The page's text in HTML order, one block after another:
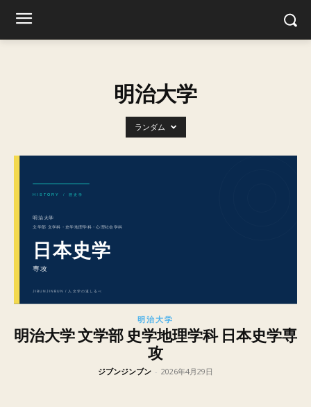
明治大学
ランダム
明治大学
明治大学 文学部 史学地理学科 日本史学専
攻
ジブンジンブン - 2026年4月29日